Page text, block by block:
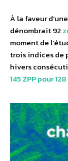
À la faveur d’une
dénombrait 92
moment de
trois indices de
hivers
145 ZPP pour